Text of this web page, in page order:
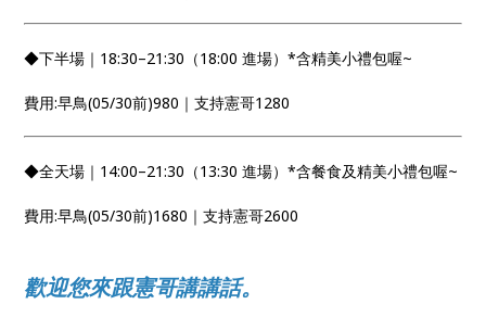
◆下半場｜18:30–21:30（18:00 進場）*含精美小禮包喔~
費用:早鳥(05/30前)980｜支持憲哥1280
◆全天場｜14:00–21:30（13:30 進場）*含餐食及精美小禮包喔~
費用:早鳥(05/30前)1680｜支持憲哥2600
歡迎您來跟憲哥講講話。